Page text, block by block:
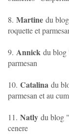
8. Martine du
roquette et
9. Annick du blog
parmesan
10. Catalina du
parmesan et au
11. Natly du blog "
cenere